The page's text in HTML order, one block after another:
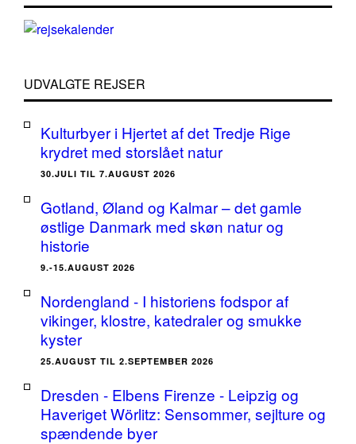
UDVALGTE REJSER
Kulturbyer i Hjertet af det Tredje Rige
krydret med storslået natur
30.JULI TIL 7.AUGUST 2026
Gotland, Øland og Kalmar – det gamle
østlige Danmark med skøn natur og
historie
9.-15.AUGUST 2026
Nordengland - I historiens fodspor af
vikinger, klostre, katedraler og smukke
kyster
25.AUGUST TIL 2.SEPTEMBER 2026
Dresden - Elbens Firenze - Leipzig og
Haveriget Wörlitz: Sensommer, sejlture og
spændende byer